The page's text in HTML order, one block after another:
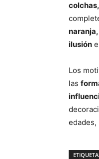
ilusión
Los
las
edades,